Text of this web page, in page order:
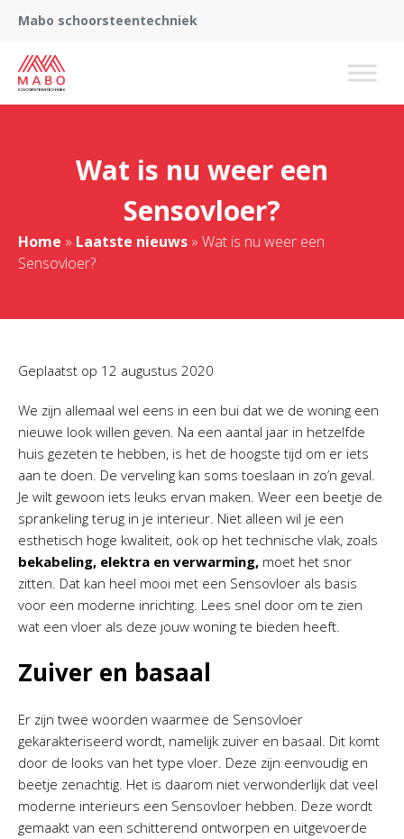
Mabo schoorsteentechniek
Wat is nu weer een
Sensovloer?
Home » Laatste nieuws » Wat is nu weer een
Sensovloer?
Geplaatst op 12 augustus 2020
We zijn allemaal wel eens in een bui dat we de woning een
nieuwe look willen geven. Na een aantal jaar in hetzelfde
huis gezeten te hebben, is het de hoogste tijd om er iets
aan te doen. De verveling kan soms toeslaan in zo’n geval.
Je wilt gewoon iets leuks ervan maken. Weer een beetje de
sprankeling terug in je interieur. Niet alleen wil je een
esthetisch hoge kwaliteit, ook op het technische vlak, zoals
bekabeling, elektra en verwarming, moet het snor
zitten. Dat kan heel mooi met een Sensovloer als basis
voor een moderne inrichting. Lees snel door om te zien
wat een vloer als deze jouw woning te bieden heeft.
Zuiver en basaal
Er zijn twee woorden waarmee de Sensovloer
gekarakteriseerd wordt, namelijk zuiver en basaal. Dit komt
door de looks van het type vloer. Deze zijn eenvoudig en
beetje zenachtig. Het is daarom niet verwonderlijk dat veel
moderne interieurs een Sensovloer hebben. Deze wordt
gemaakt van een schitterend ontworpen en uitgevoerde